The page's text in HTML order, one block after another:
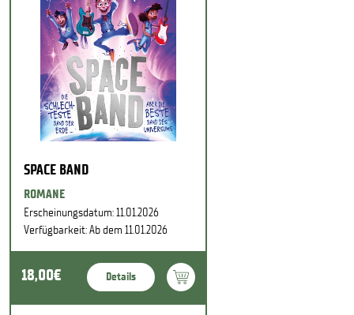
SPACE BAND
ROMANE
Erscheinungsdatum: 11.01.2026
Verfügbarkeit: Ab dem 11.01.2026
18,00€ Details